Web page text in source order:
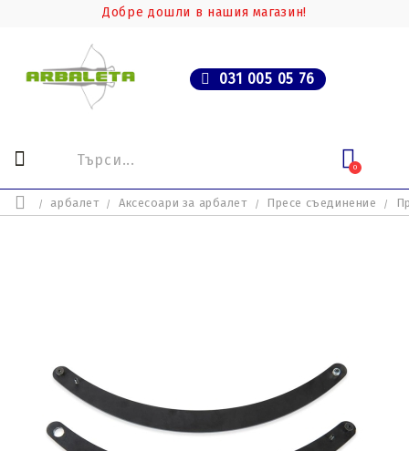
Добре дошли в нашия магазин!
031 005 05 76
0
арбалет Аксесоари за арбалет Пресе съединение